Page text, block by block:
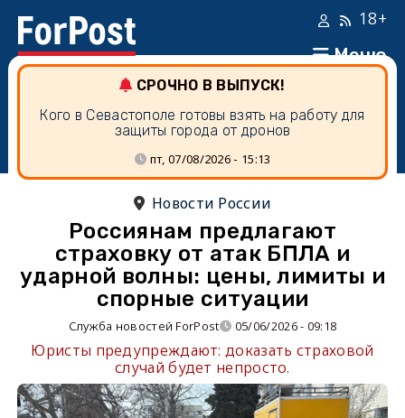
Меню
18+
СРОЧНО В ВЫПУСК!
Кого в Севастополе готовы взять на работу для
защиты города от дронов
пт, 07/08/2026 - 15:13
Новости России
Россиянам предлагают
страховку от атак БПЛА и
ударной волны: цены, лимиты и
спорные ситуации
Служба новостей ForPost 05/06/2026 - 09:18
Юристы предупреждают: доказать страховой
случай будет непросто.